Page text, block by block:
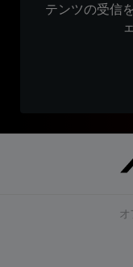
テンツの受信
オ